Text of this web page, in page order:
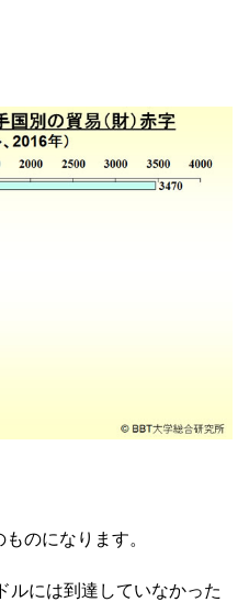
のになります。
ルには到達していなかった